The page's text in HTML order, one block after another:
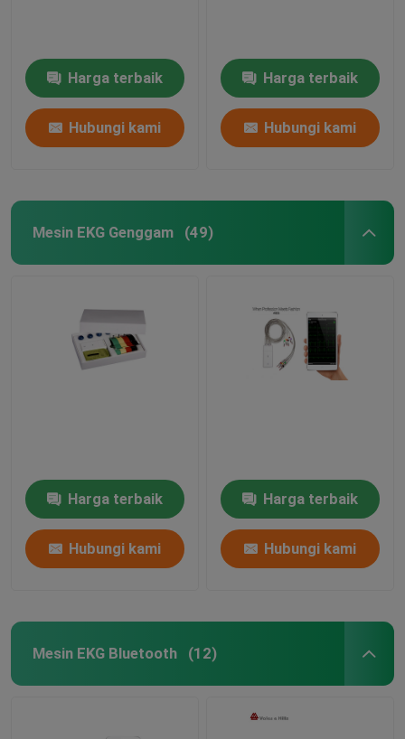
Harga terbaik
Hubungi kami
Harga terbaik
Hubungi kami
Mesin EKG Genggam (49)
Harga terbaik
Hubungi kami
Harga terbaik
Hubungi kami
Mesin EKG Bluetooth (12)